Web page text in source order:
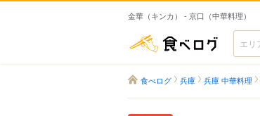
金華（キンカ） - 京口（中華料理）
食べログ
食べログ 兵庫 兵庫 中華料理